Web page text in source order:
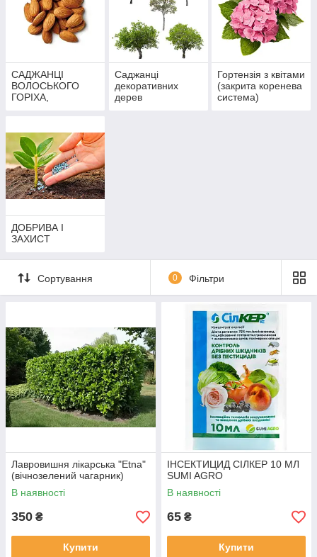
САДЖАНЦІ
ВОЛОСЬКОГО
ГОРІХА,
КАШТАНУ
Саджанці
декоративних
дерев
Гортензія з квітами
(закрита коренева
система)
ДОБРИВА І
ЗАХИСТ
Сортування 0 Фільтри
Лавровишня лікарська "Etna"
(вічнозелений чагарник)
В наявності
350 ₴
Купити
ІНСЕКТИЦИД СІЛКЕР 10 МЛ
SUMI AGRO
В наявності
65 ₴
Купити